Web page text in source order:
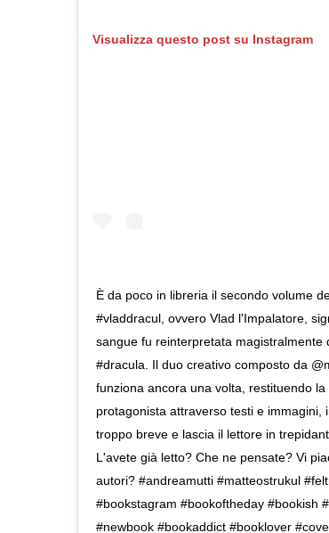
Visualizza questo post su Instagram
È da poco in libreria il secondo volume
#vladdracul, ovvero Vlad l'Impalatore,
sangue fu reinterpretata magistralmente
#dracula. Il duo creativo composto da
funziona ancora una volta, restituendo
protagonista attraverso testi e immagini,
troppo breve e lascia il lettore in
L'avete già letto? Che ne pensate? Vi
autori? #andreamutti #matteostrukul
#bookstagram #bookoftheday #bookish
#newbook #bookaddict #booklover